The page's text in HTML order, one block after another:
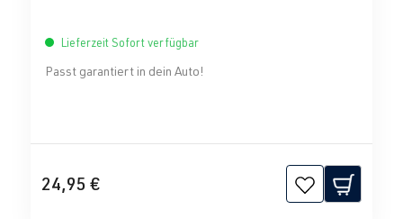
Lieferzeit Sofort verfügbar
Passt garantiert in dein Auto!
24,95 €